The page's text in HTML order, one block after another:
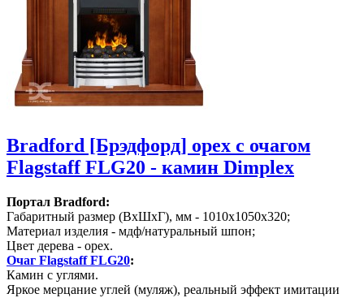
Bradford [Брэдфорд] орех с очагом
Flagstaff FLG20 - камин Dimplex
Портал Bradford:
Габаритный размер (ВхШхГ), мм - 1010х1050х320;
Материал изделия - мдф/натуральный шпон;
Цвет дерева - орех.
Очаг Flagstaff FLG20:
Камин с углями.
Яркое мерцание углей (муляж), реальный эффект имитации